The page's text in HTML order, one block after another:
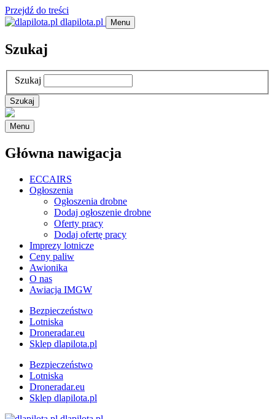
Przejdź do treści
dlapilota.pl
Menu
Szukaj
Szukaj
Menu
Główna nawigacja
ECCAIRS
Ogłoszenia
Ogłoszenia drobne
Dodaj ogłoszenie drobne
Oferty pracy
Dodaj ofertę pracy
Imprezy lotnicze
Ceny paliw
Awionika
O nas
Awiacja IMGW
Bezpieczeństwo
Lotniska
Droneradar.eu
Sklep dlapilota.pl
Bezpieczeństwo
Lotniska
Droneradar.eu
Sklep dlapilota.pl